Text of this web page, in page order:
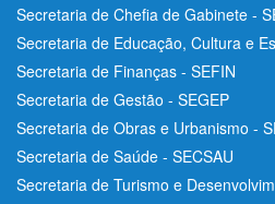
Secretaria de Chefia de Gabinete -
Secretaria de Educação, Cultura e
Secretaria de Finanças - SEFIN
Secretaria de Gestão - SEGEP
Secretaria de Obras e Urbanismo -
Secretaria de Saúde - SECSAU
Secretaria de Turismo e